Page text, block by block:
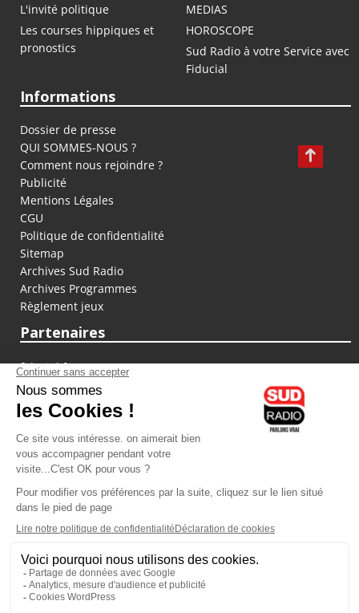
L'invité politique
MEDIAS
Les courses hippiques et
pronostics
HOROSCOPE
Sud Radio à votre Service avec
Fiducial
Informations
Dossier de presse
QUI SOMMES-NOUS ?
Comment nous rejoindre ?
Publicité
Mentions Légales
CGU
Politique de confidentialité
Sitemap
Archives Sud Radio
Archives Programmes
Règlement jeux
Partenaires
fiducial.fr
lyoncapitale.fr
olympique-et-lyonnais.com
L'application Iphone / Android
Téléchargez l'application
Les cookies
Gestion des cookies
Crédit photos : ©Sud Radio / Pierre Olivier